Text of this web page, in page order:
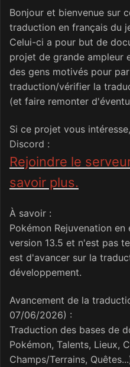
Bonjour et bienvenue sur
traduction en français du
Celui-ci a pour but de
projet de grande ampleur
des gens motivés pour
traduction/vérifier la
(et faire remonter
Si ce projet vous
Discord :
Rejoindre le
savoir plus.
À savoir :
Pokémon Rejuvenation
version 13.5 et n'est pas
est d'avancer sur la
développement.
Avancement de la
07/06/2026) :
Traduction des bases de
Pokémon, Talents, Lieux,
Champs/Terrains,